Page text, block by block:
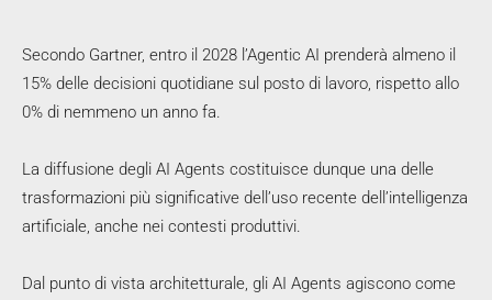
Secondo Gartner, entro il 2028 l’Agentic AI prenderà almeno il
15% delle decisioni quotidiane sul posto di lavoro, rispetto allo
0% di nemmeno un anno fa.
La diffusione degli AI Agents costituisce dunque una delle
trasformazioni più significative dell’uso recente dell’intelligenza
artificiale, anche nei contesti produttivi.
Dal punto di vista architetturale, gli AI Agents agiscono come